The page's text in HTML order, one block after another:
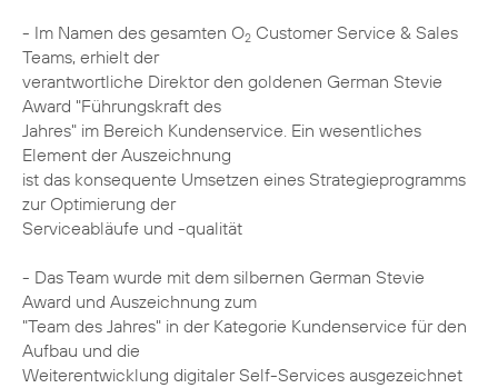
- Im Namen des gesamten O2 Customer Service & Sales
Teams, erhielt der
verantwortliche Direktor den goldenen German Stevie
Award "Führungskraft des
Jahres" im Bereich Kundenservice. Ein wesentliches
Element der Auszeichnung
ist das konsequente Umsetzen eines Strategieprogramms
zur Optimierung der
Serviceabläufe und -qualität
- Das Team wurde mit dem silbernen German Stevie
Award und Auszeichnung zum
"Team des Jahres" in der Kategorie Kundenservice für den
Aufbau und die
Weiterentwicklung digitaler Self-Services ausgezeichnet